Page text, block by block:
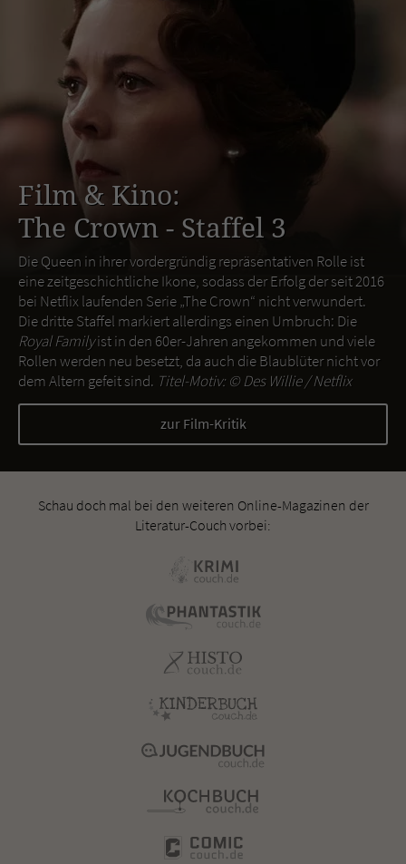
Film & Kino:
The Crown - Staffel 3
Die Queen in ihrer vordergründig repräsentativen Rolle ist
eine zeitgeschichtliche Ikone, sodass der Erfolg der seit 2016
bei Netflix laufenden Serie „The Crown“ nicht verwundert.
Die dritte Staffel markiert allerdings einen Umbruch: Die
Royal Familyist in den 60er-Jahren angekommen und viele
Rollen werden neu besetzt, da auch die Blaublüter nicht vor
dem Altern gefeit sind. Titel-Motiv: ©Des Willie / Netflix
zur Film-Kritik
Schau doch mal bei den weiteren Online-Magazinen der
Literatur-Couch vorbei: